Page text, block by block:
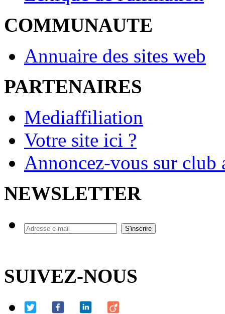
COMMUNAUTE
Annuaire des sites web
PARTENAIRES
Mediaffiliation
Votre site ici ?
Annoncez-vous sur
NEWSLETTER
SUIVEZ-NOUS